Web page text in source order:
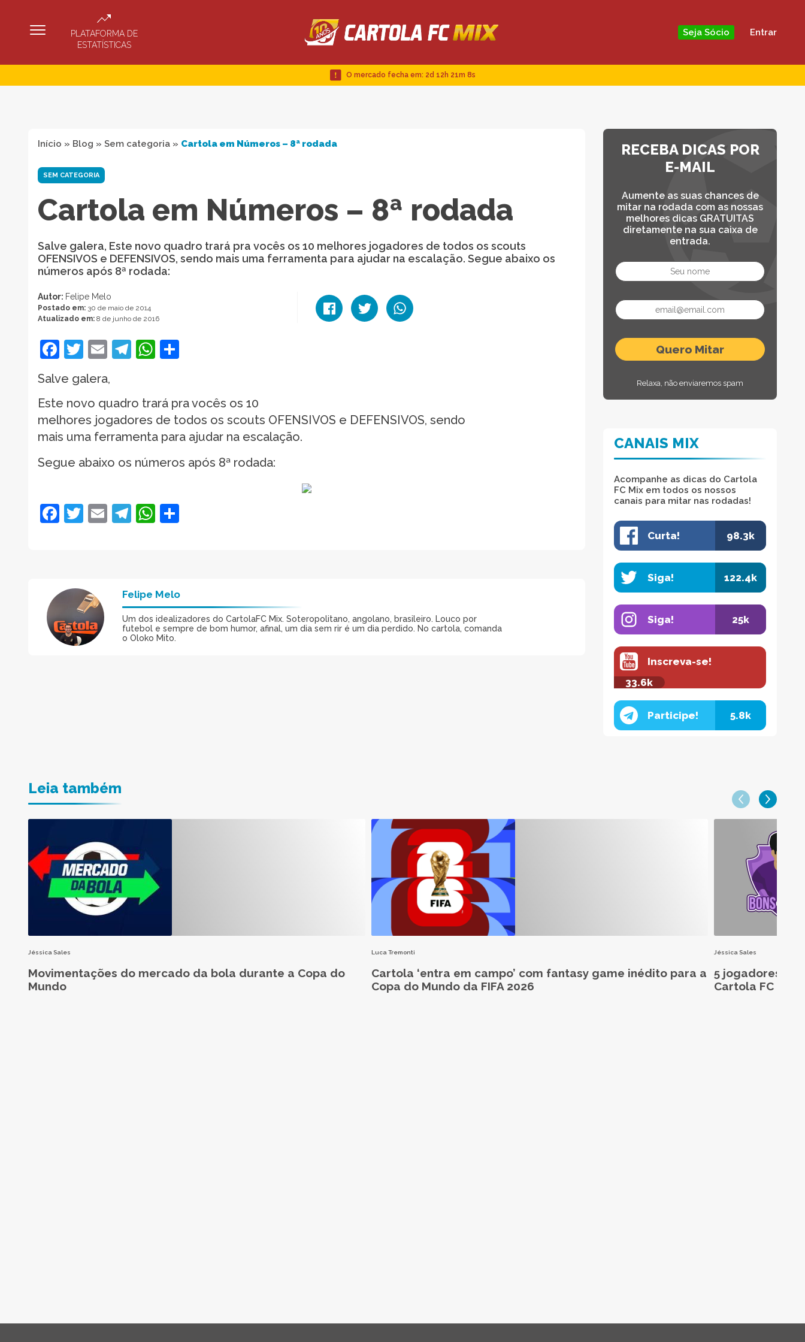
PLATAFORMA DE
ESTATÍSTICAS
Seja Sócio Entrar
O mercado fecha em: 2d 12h 21m 8s
Início » Blog » Sem categoria » Cartola em Números – 8ª rodada
SEM CATEGORIA
Cartola em Números – 8ª rodada
Salve galera, Este novo quadro trará pra vocês os 10 melhores jogadores de todos os scouts
OFENSIVOS e DEFENSIVOS, sendo mais uma ferramenta para ajudar na escalação. Segue abaixo os
números após 8ª rodada:
Autor: Felipe Melo
Postado em: 30 de maio de 2014
Atualizado em: 8 de junho de 2016
Facebook
Twitter
EmailTelegram
WhatsApp
Salve galera,
Este novo quadro trará pra vocês os 10
melhores jogadores de todos os scouts OFENSIVOS e DEFENSIVOS, sendo
mais uma ferramenta para ajudar na escalação.
Segue abaixo os números após 8ª rodada:
Facebook
Twitter
EmailTelegram
WhatsApp
Felipe Melo
Um dos idealizadores do CartolaFC Mix. Soteropolitano, angolano, brasileiro. Louco por
futebol e sempre de bom humor, afinal, um dia sem rir é um dia perdido. No cartola, comanda
o Oloko Mito.
RECEBA DICAS POR
E-MAIL
Aumente as suas chances de
mitar na rodada com as nossas
melhores dicas GRATUITAS
diretamente na sua caixa de
entrada.
Relaxa, não enviaremos spam
CANAIS MIX
Acompanhe as dicas do Cartola
FC Mix em todos os nossos
canais para mitar nas rodadas!
Curta! 98.3k
Siga! 122.4k
Siga! 25k
Inscreva-se!
33.6k
Participe! 5.8k
Leia também
Jéssica Sales
Movimentações do mercado da bola durante a Copa do
Mundo
Luca Tremonti
Cartola ‘entra em campo’ com fantasy game inédito para a
Copa do Mundo da FIFA 2026
Jéssica Sales
5 jogadores
Cartola FC 2026